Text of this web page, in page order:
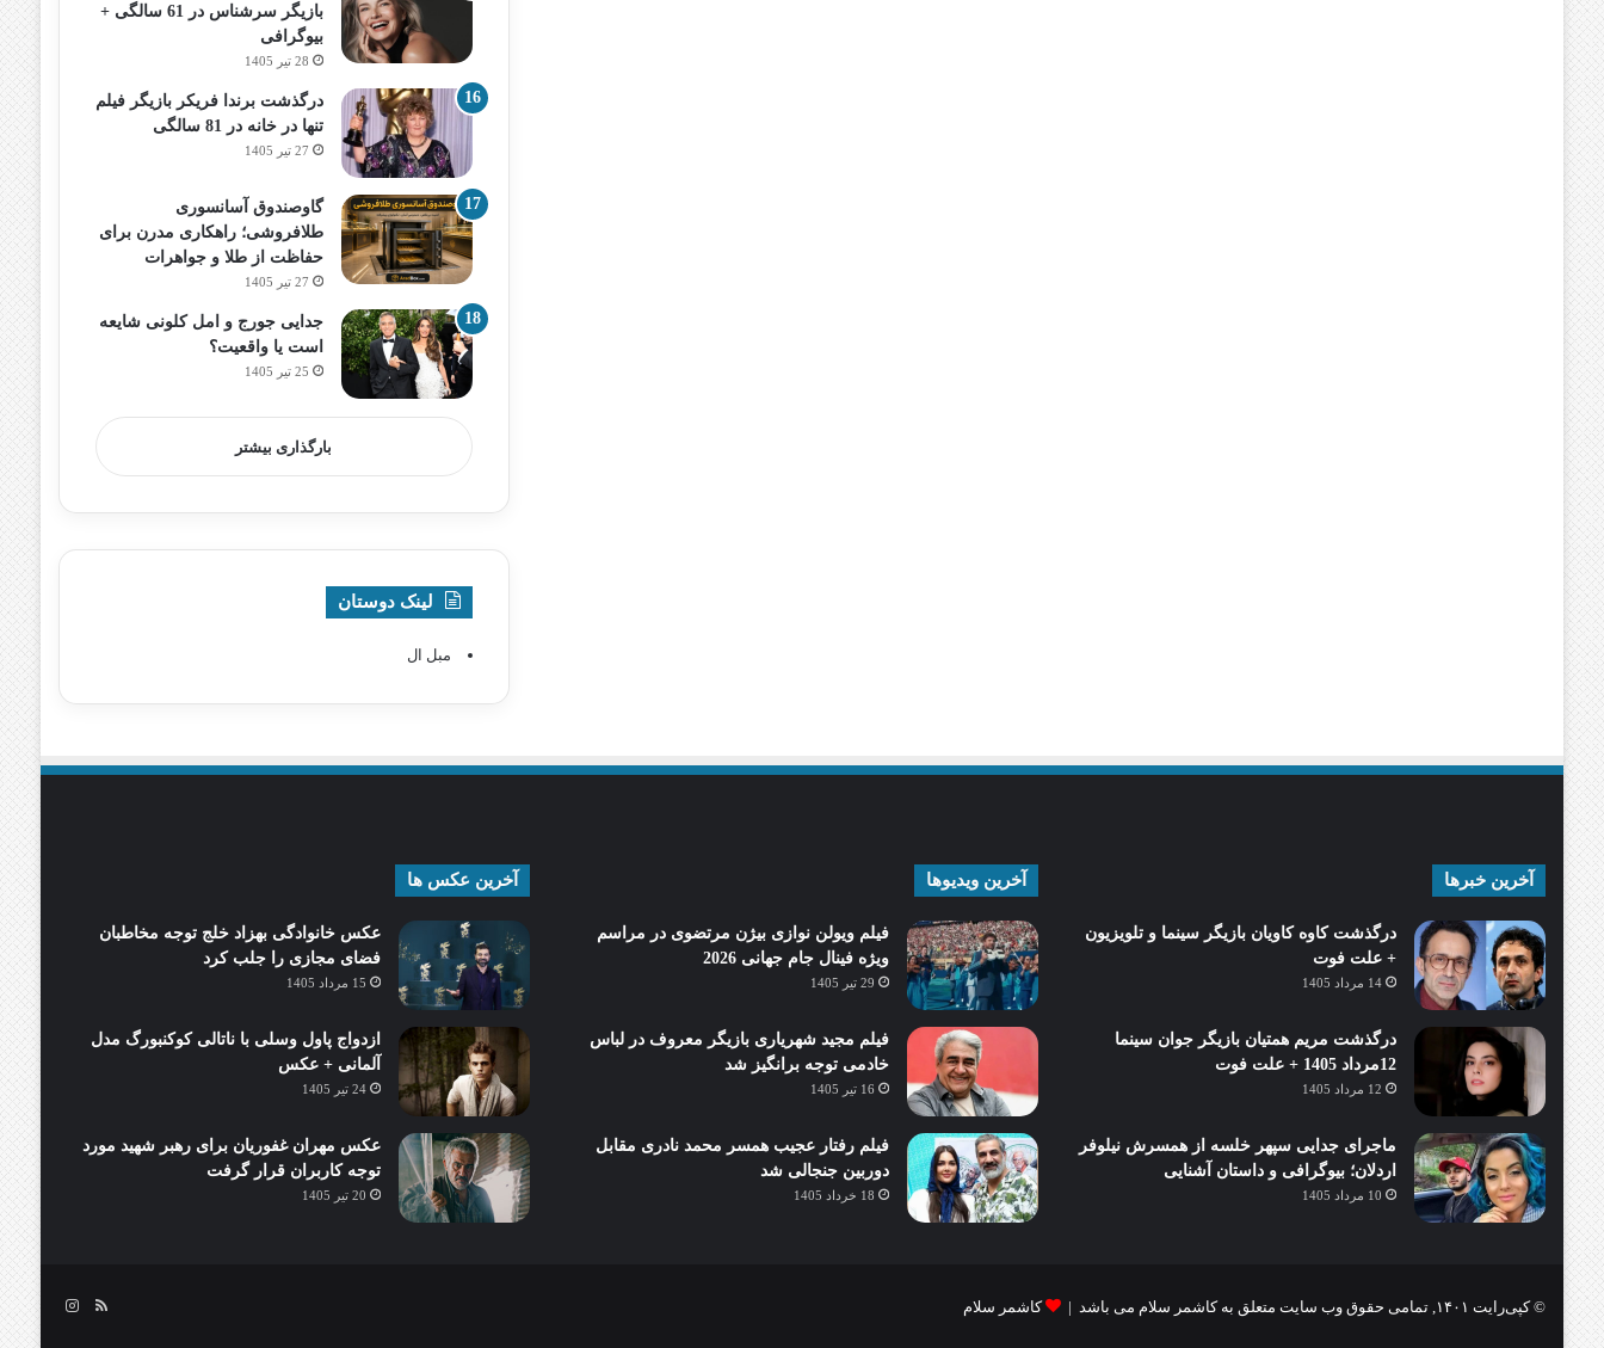
بازیگر سرشناس در 61 سالگی +
بیوگرافی
28 تیر 1405
درگذشت برندا فریکر بازیگر فیلم
تنها در خانه در 81 سالگی
27 تیر 1405
گاوصندوق آسانسوری
طلافروشی؛ راهکاری مدرن برای
حفاظت از طلا و جواهرات
27 تیر 1405
جدایی جورج و امل کلونی شایعه
است یا واقعیت؟
25 تیر 1405
بارگذاری بیشتر
لینک دوستان
مبل ال
آخرین خبرها
درگذشت کاوه کاویان بازیگر سینما و تلویزیون
+ علت فوت
14 مرداد 1405
درگذشت مریم همتیان بازیگر جوان سینما
12مرداد 1405 + علت فوت
12 مرداد 1405
ماجرای جدایی سپهر خلسه از همسرش نیلوفر
اردلان؛ بیوگرافی و داستان آشنایی
10 مرداد 1405
آخرین ویدیوها
فیلم ویولن نوازی بیژن مرتضوی در مراسم
ویژه فینال جام جهانی 2026
29 تیر 1405
فیلم مجید شهریاری بازیگر معروف در لباس
خادمی توجه برانگیز شد
16 تیر 1405
فیلم رفتار عجیب همسر محمد نادری مقابل
دوربین جنجالی شد
18 خرداد 1405
آخرین عکس ها
عکس خانوادگی بهزاد خلج توجه مخاطبان
فضای مجازی را جلب کرد
15 مرداد 1405
ازدواج پاول وسلی با ناتالی کوکنبورگ مدل
آلمانی + عکس
24 تیر 1405
عکس مهران غفوریان برای رهبر شهید مورد
توجه کاربران قرار گرفت
20 تیر 1405
© کپی‌رایت ۱۴۰۱, تمامی حقوق وب سایت متعلق به کاشمر سلام می باشد | کاشمر سلام خوراکاینستاگرام